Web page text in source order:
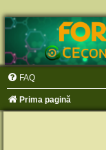
FAQ
Prima pagină